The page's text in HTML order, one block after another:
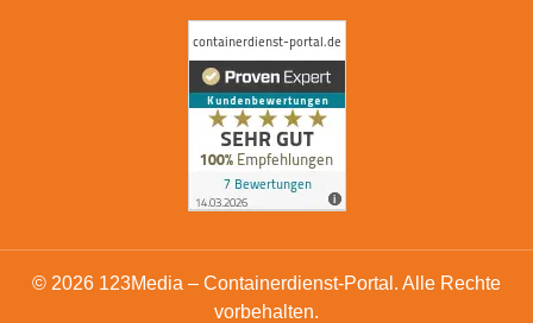
© 2026 123Media – Containerdienst-Portal. Alle Rechte
vorbehalten.